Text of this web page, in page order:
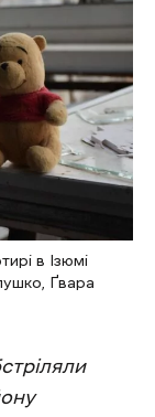
в Ізюмі
Ґвара